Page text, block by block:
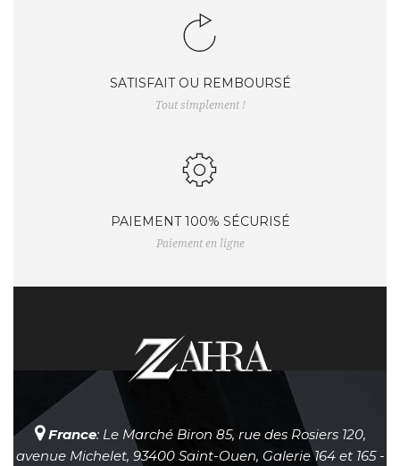
SATISFAIT OU REMBOURSÉ
Tout simplement !
PAIEMENT 100% SÉCURISÉ
Paiement en ligne
France: Le Marché Biron 85, rue des Rosiers 120,
avenue Michelet, 93400 Saint-Ouen, Galerie 164 et 165 -